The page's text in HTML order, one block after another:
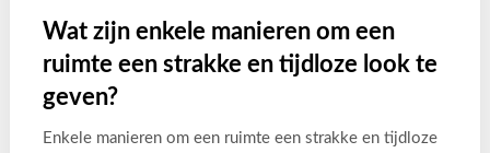
Wat zijn enkele manieren om een
ruimte een strakke en tijdloze look te
geven?
Enkele manieren om een ruimte een strakke en tijdloze